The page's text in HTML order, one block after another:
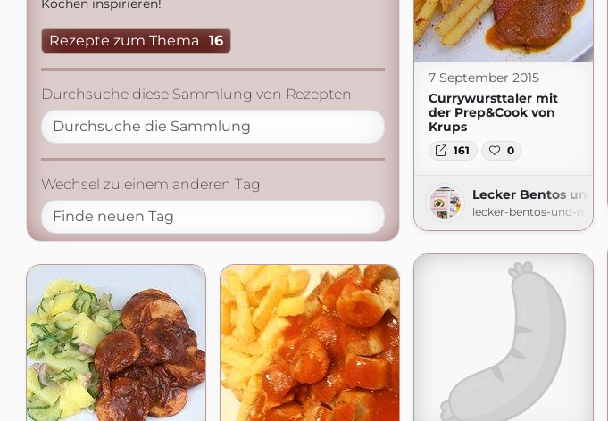
Kochen inspirieren!
Rezepte zum Thema 16
Durchsuche diese Sammlung von Rezepten
Wechsel zu einem anderen Tag
7 September 2015
Currywursttaler mit
der Prep&Cook von
Krups
161 0
Lecker Bentos und
lecker-bentos-und-